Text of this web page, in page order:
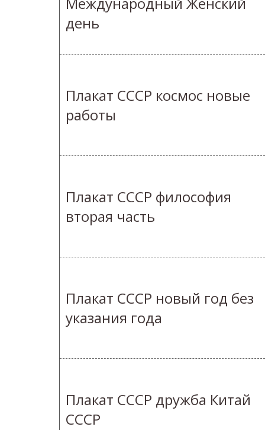
день
Плакат СССР космос новые
работы
Плакат СССР философия
вторая часть
Плакат СССР новый год без
указания года
Плакат СССР дружба Китай
СССР